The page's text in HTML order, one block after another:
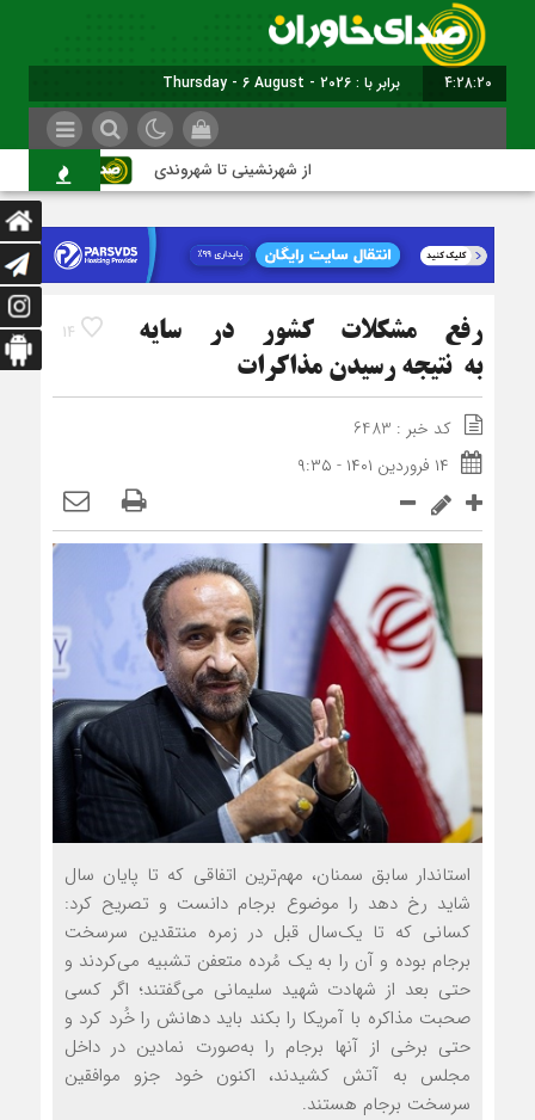
4:28:21 برابر با : Thursday - 6 August - 2026
از شهرنشینی تا شهروندی
14
رفع مشکلات کشور در سایه
به نتیجه رسیدن مذاکرات
کد خبر : 6483
۱۴ فروردین ۱۴۰۱ - ۹:۳۵
استاندار سابق سمنان، مهم‌ترین اتفاقی که تا پایان سال
شاید رخ دهد را موضوع برجام دانست و تصریح کرد:
کسانی که تا یک‌سال قبل در زمره منتقدین سرسخت
برجام بوده و آن را به یک مُرده متعفن تشبیه می‌کردند و
حتی بعد از شهادت شهید سلیمانی می‌گفتند؛ اگر کسی
صحبت مذاکره با آمریکا را بکند باید دهانش را خُرد کرد و
حتی برخی از آنها برجام را به‌صورت نمادین در داخل
مجلس به آتش کشیدند، اکنون خود جزو موافقین
سرسخت برجام هستند.